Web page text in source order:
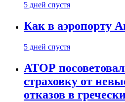
5 дней спустя
Как в аэропорту
5 дней спустя
АТОР
страховку от
отказов в